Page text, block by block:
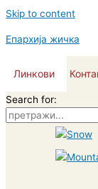
Skip to content
Епархија жичка
Линкови
Search for: